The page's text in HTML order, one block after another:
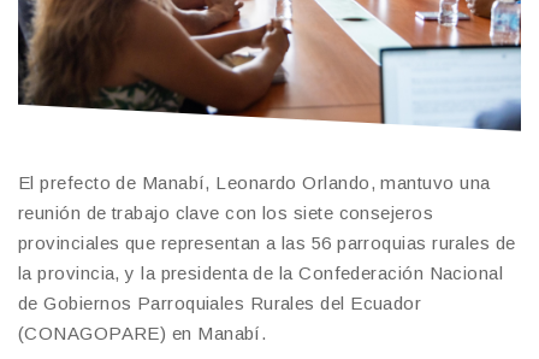
El prefecto de Manabí, Leonardo Orlando, mantuvo una
reunión de trabajo clave con los siete consejeros
provinciales que representan a las 56 parroquias rurales de
la provincia, y la presidenta de la Confederación Nacional
de Gobiernos Parroquiales Rurales del Ecuador
(CONAGOPARE) en Manabí.